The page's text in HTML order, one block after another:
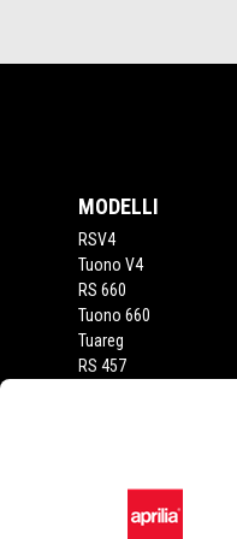
MODELLI
RSV4
Tuono V4
RS 660
Tuono 660
Tuareg
RS 457
SR GT 400